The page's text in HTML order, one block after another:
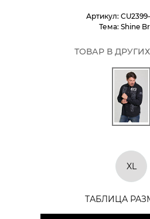
Артикул:
Тема: Shine
ТОВАР В
XL
ТАБЛИЦА